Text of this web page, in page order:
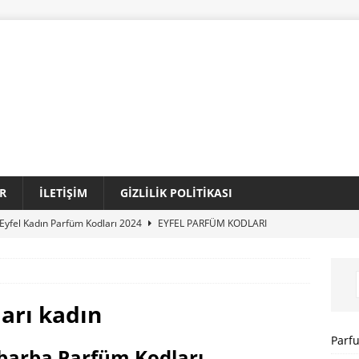
İLETIŞIM GIZLILIK POLITIKASI
Eyfel Kadın Parfüm Kodları 2024
EYFEL PARFÜM KODLARI
Sansiro Parfüm Kodları 2024 Güncel Tam Liste
kadın